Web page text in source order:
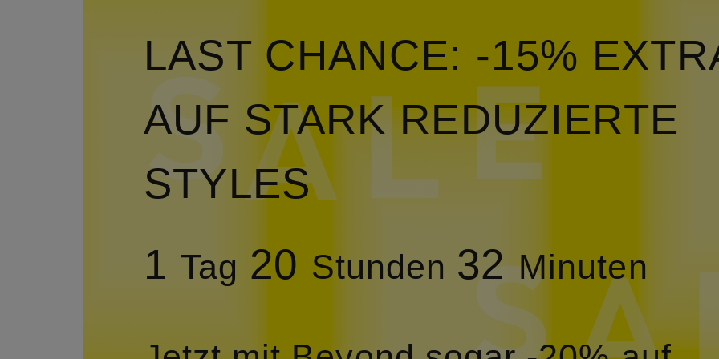
LAST CHANCE: -15%
AUF STARK REDUZIERTE
STYLES
1 Tag 20 Stunden 32Minuten